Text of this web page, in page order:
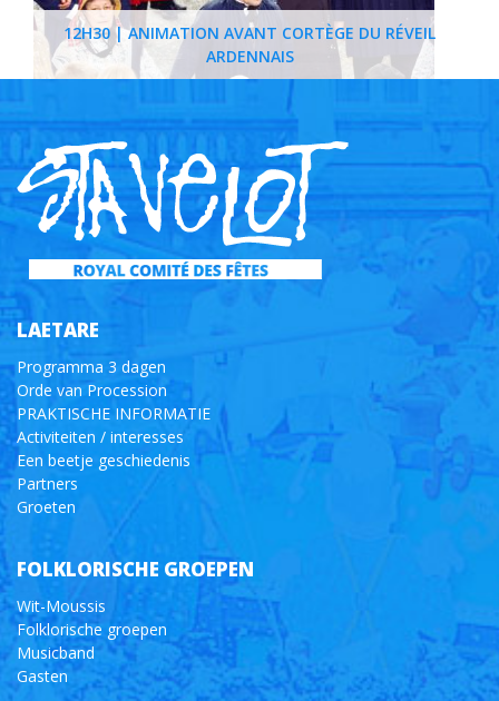
12H30 | ANIMATION AVANT CORTÈGE DU RÉVEIL
ARDENNAIS
LAETARE
Programma 3 dagen
Orde van Procession
PRAKTISCHE INFORMATIE
Activiteiten / interesses
Een beetje geschiedenis
Partners
Groeten
FOLKLORISCHE GROEPEN
Wit-Moussis
Folklorische groepen
Musicband
Gasten